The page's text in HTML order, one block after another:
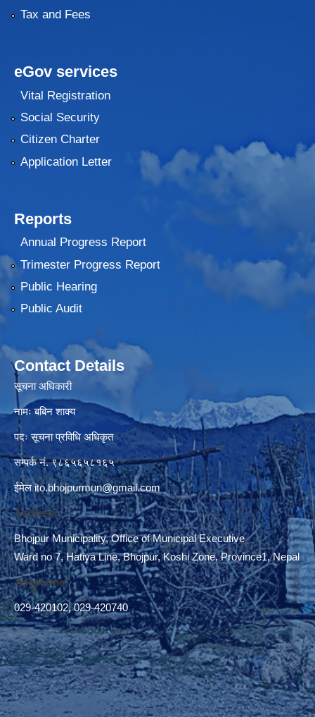
Tax and Fees
eGov services
Vital Registration
Social Security
Citizen Charter
Application Letter
Reports
Annual Progress Report
Trimester Progress Report
Public Hearing
Public Audit
Contact Details
सूचना अधिकारी
नामः बबिन शाक्य
पदः सूचना प्रविधि अधिकृत
सम्पर्क नं. ९८६५६५८१६५
ईमेलito.bhojpurmun@gmail.com
Address:
Bhojpur Municipality, Office of Municipal Executive
Ward no 7, Hatiya Line, Bhojpur, Koshi Zone, Province1, Nepal
Telephone:
029-420102,029-420740